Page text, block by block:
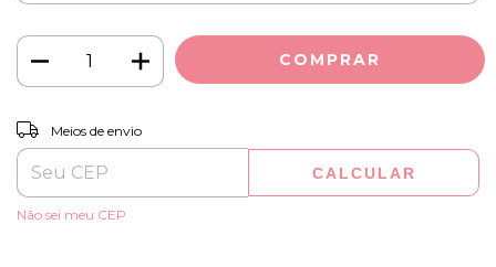
Entregas para o CEP:
Meios de envio
CALCULAR
Não sei meu CEP